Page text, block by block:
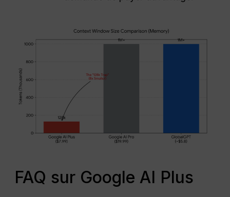
FAQ sur Google AI Plus